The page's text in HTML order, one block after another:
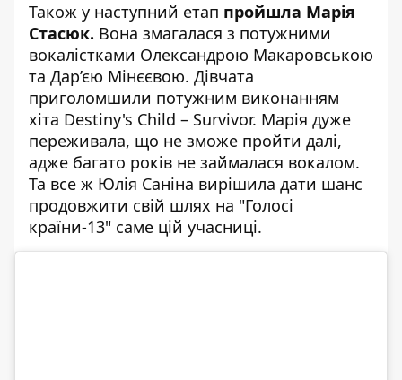
Також у наступний етап пройшла Марія
Стасюк. Вона змагалася з потужними
вокалістками Олександрою Макаровською
та Дар’єю Мінєєвою. Дівчата
приголомшили потужним виконанням
хіта Destiny's Child – Survivor. Марія дуже
переживала, що не зможе пройти далі,
адже багато років не займалася вокалом.
Та все ж Юлія Саніна вирішила дати шанс
продовжити свій шлях на "Голосі
країни-13" саме цій учасниці.